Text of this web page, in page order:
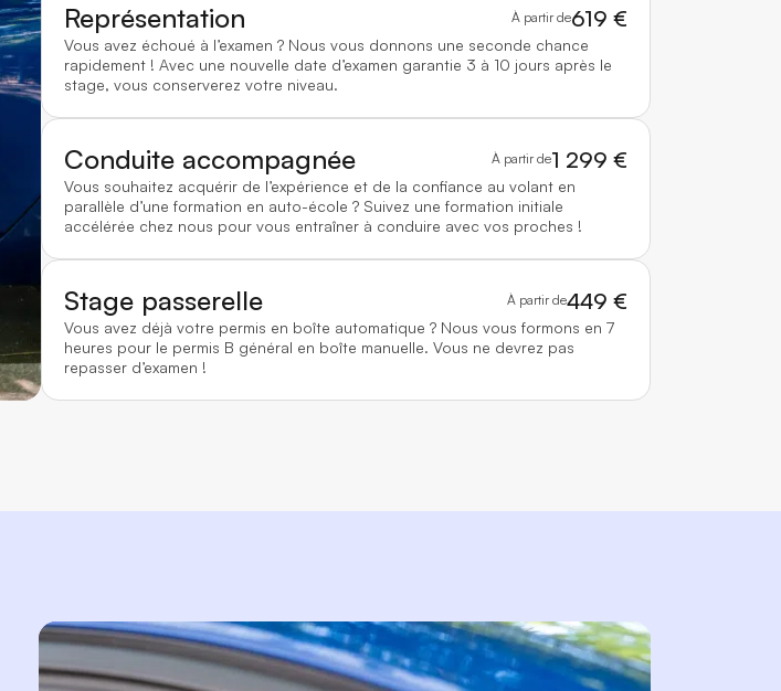
Représentation À partir de619 €
Vous avez échoué à l’examen ? Nous vous donnons une seconde chance
rapidement ! Avec une nouvelle date d’examen garantie 3 à 10 jours après le
stage, vous conserverez votre niveau.
Conduite accompagnée À partir de1 299 €
Vous souhaitez acquérir de l’expérience et de la confiance au volant en
parallèle d’une formation en auto-école ? Suivez une formation initiale
accélérée chez nous pour vous entraîner à conduire avec vos proches !
Stage passerelle À partir de449 €
Vous avez déjà votre permis en boîte automatique ? Nous vous formons en 7
heures pour le permis B général en boîte manuelle. Vous ne devrez pas
repasser d’examen !